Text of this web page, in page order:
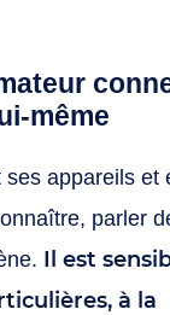
même
ses appareils et
parler
Il est
à la